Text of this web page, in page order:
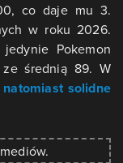
co daje mu 3.
w roku 2026.
Pokemon
ze średnią 89. W
solidne